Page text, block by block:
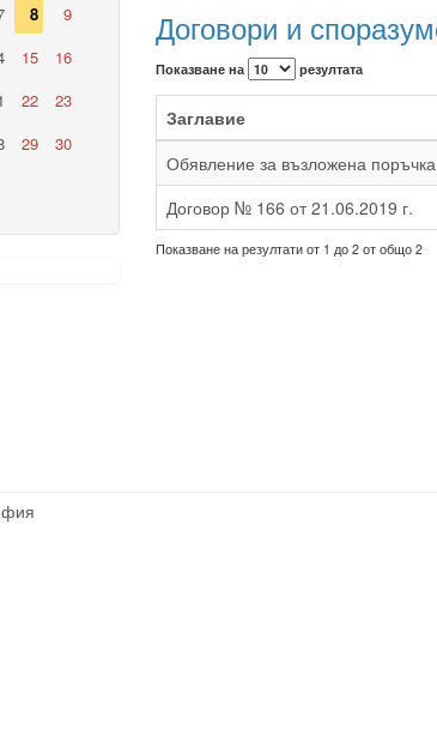
8
9
15
16
22
23
29
30
Договори и
Показване на резултата
Заглавие
Обявление за възложена
Договор № 166 от 21.06.2019 г.
Показване на резултати от 1 до 2 от общо 2